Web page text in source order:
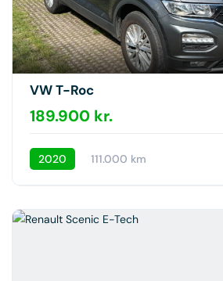
VW T-Roc
189.900 kr.
2020 111.000 km